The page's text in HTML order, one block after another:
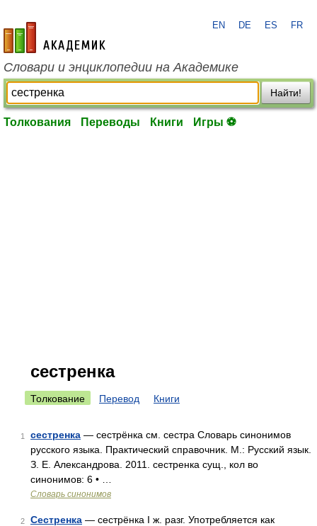
academic.ru
EN DE ES FR
Словари и энциклопедии на Академике
Найти!
Толкования Переводы Книги Игры ⚽
сестренка
Толкование Перевод Книги
1 сестренка — сестрёнка см. сестра Словарь синонимов
русского языка. Практический справочник. М.: Русский язык.
З. Е. Александрова. 2011. сестренка сущ., кол во
синонимов: 6 • …
Словарь синонимов
2 Сестренка — сестрёнка I ж. разг. Употребляется как